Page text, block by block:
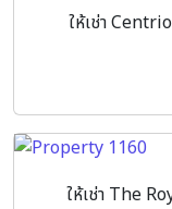
ให้เช่า
ให้เช่า The